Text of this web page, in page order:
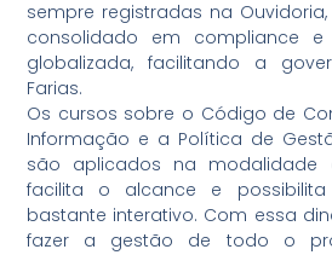
sempre registradas na
consolidado em compliance
globalizada, facilitando a
Farias.
Os cursos sobre o Código de
Informação e a Política de
são aplicados na modalidade
facilita o alcance e
bastante interativo. Com essa
fazer a gestão de todo o